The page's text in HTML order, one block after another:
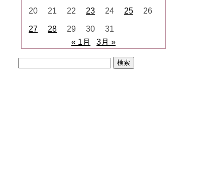
20 21 22 23 24 25 26
27 28 29 30
31
« 1月
3月 »
検
索: